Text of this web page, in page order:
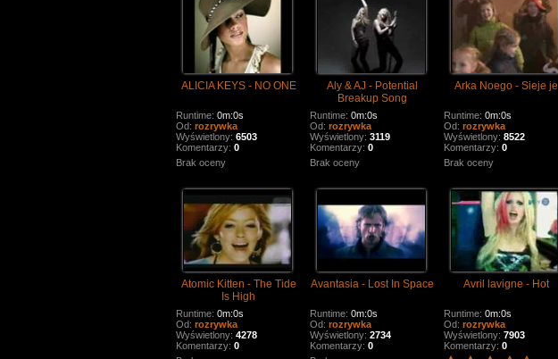
ALICIA KEYS - NO ONE
Runtime: 0m:0s
Od: rozrywka
Wyświetlony: 6503
Komentarzy: 0
Brak oceny
Aly & AJ - Potential
Breakup Song
Runtime: 0m:0s
Od: rozrywka
Wyświetlony: 3119
Komentarzy: 0
Brak oceny
Arka Noego - Sieje je
Runtime: 0m:0s
Od: rozrywka
Wyświetlony: 8522
Komentarzy: 0
Brak oceny
Atomic Kitten - The Tide
Is High
Runtime: 0m:0s
Od: rozrywka
Wyświetlony: 4278
Komentarzy: 0
Avantasia - Lost In Space
Runtime: 0m:0s
Od: rozrywka
Wyświetlony: 2734
Komentarzy: 0
Avril lavigne - Hot
Runtime: 0m:0s
Od: rozrywka
Wyświetlony: 7903
Komentarzy: 0